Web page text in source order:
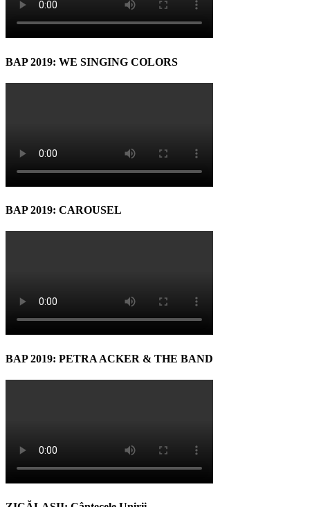
BAP 2019: WE SINGING COLORS
BAP 2019: CAROUSEL
BAP 2019: PETRA ACKER & THE BAND